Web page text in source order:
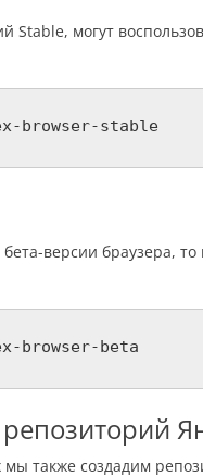
Stable, могут
browser-stable
версии браузера,
browser-beta
мы также создадим